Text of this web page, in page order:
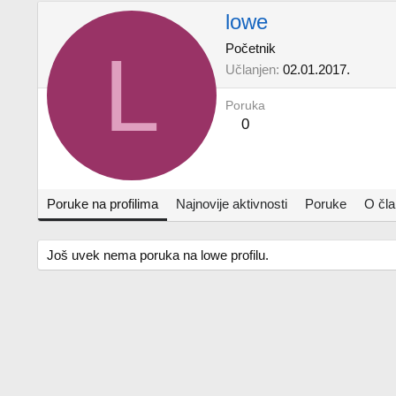
L
lowe
Početnik
Učlanjen 02.01.2017.
Poruka
0
Poruke na profilima Najnovije aktivnosti Poruke O
Još uvek nema poruka na lowe profilu.